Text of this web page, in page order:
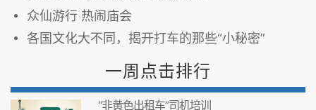
众仙游行 热闹庙会
各国文化大不同，揭开打车的那些“小秘密”
一周点击排行
“非黄色出租车”司机培训